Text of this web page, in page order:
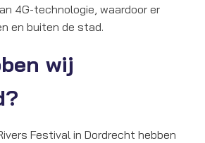
4G-technologie, waardoor er
en buiten de stad.
wij
Festival in Dordrecht hebben